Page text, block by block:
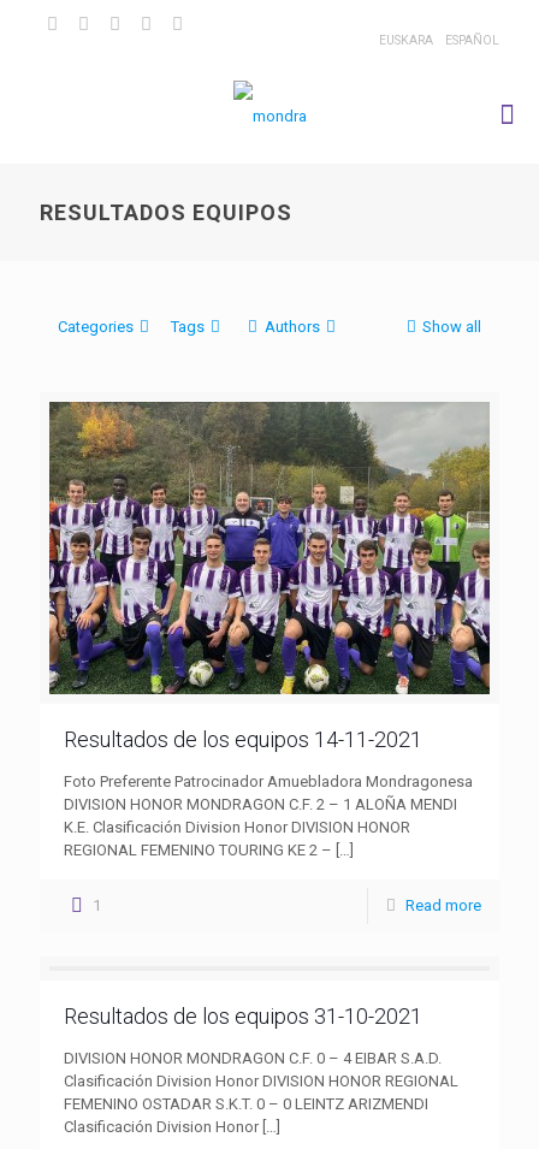
EUSKARA ESPAÑOL
RESULTADOS EQUIPOS
Categories Tags Authors Show all
Resultados de los equipos 14-11-2021
Foto Preferente Patrocinador Amuebladora Mondragonesa
DIVISION HONOR MONDRAGON C.F. 2 – 1 ALOÑA MENDI
K.E. Clasificación Division Honor DIVISION HONOR
REGIONAL FEMENINO TOURING KE 2 – […]
1 Read more
Resultados de los equipos 31-10-2021
DIVISION HONOR MONDRAGON C.F. 0 – 4 EIBAR S.A.D.
Clasificación Division Honor DIVISION HONOR REGIONAL
FEMENINO OSTADAR S.K.T. 0 – 0 LEINTZ ARIZMENDI
Clasificación Division Honor[…]